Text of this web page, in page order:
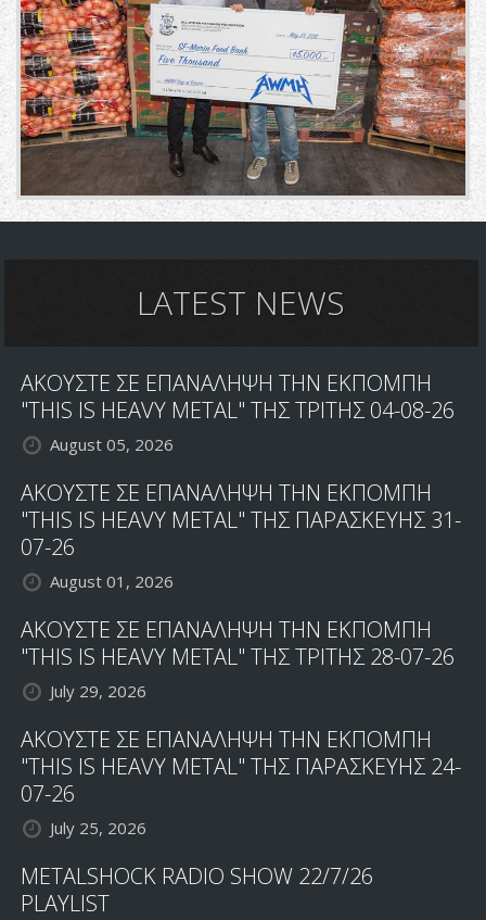
LATEST NEWS
ΑΚΟΥΣΤΕ ΣΕ ΕΠΑΝΑΛΗΨΗ ΤΗΝ ΕΚΠΟΜΠΗ
"THIS IS HEAVY METAL" ΤΗΣ ΤΡΙΤΗΣ 04-08-26
August 05, 2026
ΑΚΟΥΣΤΕ ΣΕ ΕΠΑΝΑΛΗΨΗ ΤΗΝ ΕΚΠΟΜΠΗ
"THIS IS HEAVY METAL" ΤΗΣ ΠΑΡΑΣΚΕΥΗΣ 31-
07-26
August 01, 2026
ΑΚΟΥΣΤΕ ΣΕ ΕΠΑΝΑΛΗΨΗ ΤΗΝ ΕΚΠΟΜΠΗ
"THIS IS HEAVY METAL" ΤΗΣ ΤΡΙΤΗΣ 28-07-26
July 29, 2026
ΑΚΟΥΣΤΕ ΣΕ ΕΠΑΝΑΛΗΨΗ ΤΗΝ ΕΚΠΟΜΠΗ
"THIS IS HEAVY METAL" ΤΗΣ ΠΑΡΑΣΚΕΥΗΣ 24-
07-26
July 25, 2026
METALSHOCK RADIO SHOW 22/7/26
PLAYLIST